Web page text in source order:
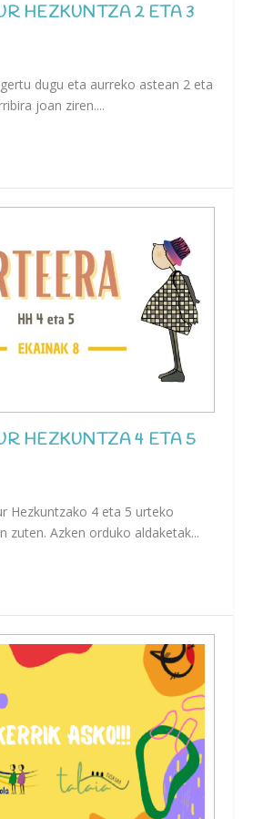
HEZKUNTZA 2 ETA 3
dugu eta aurreko astean 2 eta
joan ziren....
HEZKUNTZA 4 ETA 5
Hezkuntzako 4 eta 5 urteko
zuten. Azken orduko aldaketak...